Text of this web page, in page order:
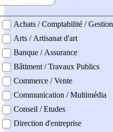
professionel
Achats / Comptabilité / Gestion
Arts / Artisanat d'art
Banque / Assurance
Bâtiment / Travaux Publics
Commerce / Vente
Communication / Multimédia
Conseil / Etudes
Direction d'entreprise